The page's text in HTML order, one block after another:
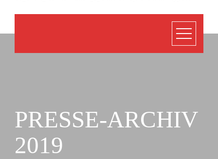
PRESSE-ARCHIV
2019